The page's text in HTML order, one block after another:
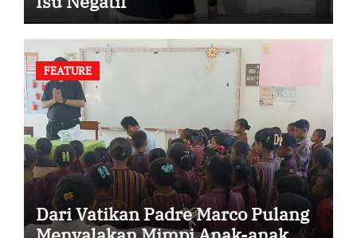
FEATURE
Dari Vatikan Padre Marco Pulang